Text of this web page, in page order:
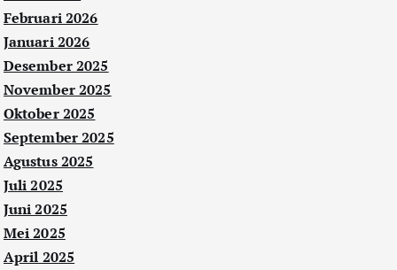
Februari 2026
Januari 2026
Desember 2025
November 2025
Oktober 2025
September 2025
Agustus 2025
Juli 2025
Juni 2025
Mei 2025
April 2025